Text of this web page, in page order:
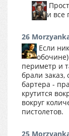
и все
26
Если
периметр и
брали заказ,
бартера -
крутится
вокруг
пистолетов.
25